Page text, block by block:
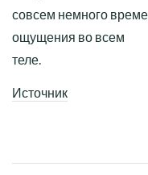
совсем немного
ощущения во всем
теле.
Источник